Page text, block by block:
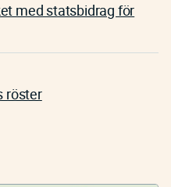
med statsbidrag för
röster